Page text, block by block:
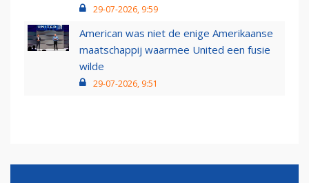
29-07-2026, 9:59
American was niet de enige Amerikaanse
maatschappij waarmee United een fusie
wilde
29-07-2026, 9:51